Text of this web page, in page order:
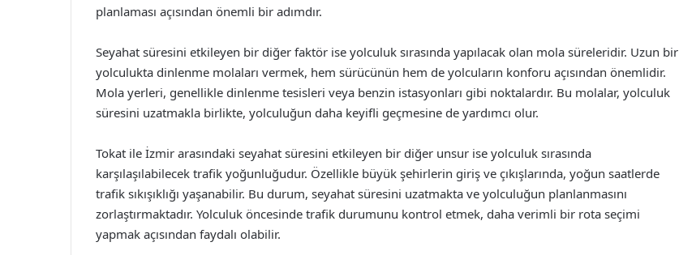
planlaması açısından önemli bir adımdır.
Seyahat süresini etkileyen bir diğer faktör ise yolculuk sırasında yapılacak olan mola süreleridir. Uzun bir
yolculukta dinlenme molaları vermek, hem sürücünün hem de yolcuların konforu açısından önemlidir.
Mola yerleri, genellikle dinlenme tesisleri veya benzin istasyonları gibi noktalardır. Bu molalar, yolculuk
süresini uzatmakla birlikte, yolculuğun daha keyifli geçmesine de yardımcı olur.
Tokat ile İzmir arasındaki seyahat süresini etkileyen bir diğer unsur ise yolculuk sırasında
karşılaşılabilecek trafik yoğunluğudur. Özellikle büyük şehirlerin giriş ve çıkışlarında, yoğun saatlerde
trafik sıkışıklığı yaşanabilir. Bu durum, seyahat süresini uzatmakta ve yolculuğun planlanmasını
zorlaştırmaktadır. Yolculuk öncesinde trafik durumunu kontrol etmek, daha verimli bir rota seçimi
yapmak açısından faydalı olabilir.